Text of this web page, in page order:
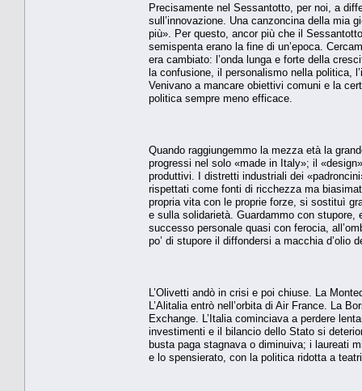
Precisamente nel Sessantotto, per noi, a
sull’innovazione. Una canzoncina della mia
più». Per questo, ancor più che il
semispenta erano la fine di un’epoca.
era cambiato: l’onda lunga e forte della
la confusione, il personalismo nella politica,
Venivano a mancare obiettivi comuni e la
politica sempre meno efficace.
Quando raggiungemmo la mezza età la
progressi nel solo «made in Italy»; il
produttivi. I distretti industriali dei
rispettati come fonti di ricchezza ma
propria vita con le proprie forze, si sostituì
e sulla solidarietà. Guardammo con stupore,
successo personale quasi con ferocia,
po’ di stupore il diffondersi a macchia d’olio
L’Olivetti andò in crisi e poi chiuse. La
L’Alitalia entrò nell’orbita di Air France. La
Exchange. L’Italia cominciava a perdere
investimenti e il bilancio dello Stato si
busta paga stagnava o diminuiva; i laureati
e lo spensierato, con la politica ridotta a